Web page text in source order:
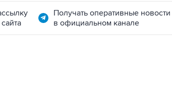
Получать оперативные новости
в официальном канале